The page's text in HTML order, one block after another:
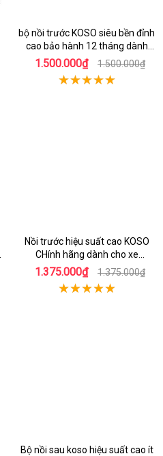
bộ nồi trước KOSO siêu bền đỉnh
cao bảo hành 12 tháng dành
cho xe Air Blade 160
1.500.000₫ 1.500.000₫
Nồi trước hiệu suất cao KOSO
CHính hãng dành cho xe
AirBlade 125
1.375.000₫ 1.375.000₫
Bộ nồi sau koso hiệu suất cao ít